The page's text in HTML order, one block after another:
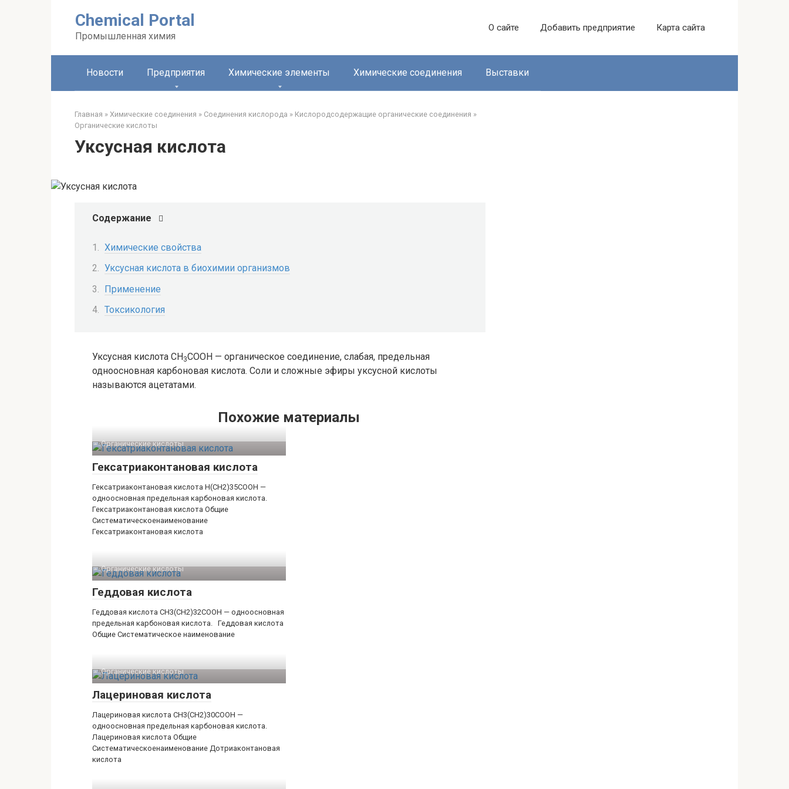
Chemical Portal
Промышленная химия
О сайте Добавить предприятие Карта сайта
Новости Предприятия Химические элементы Химические соединения Выставки
Главная » Химические соединения » Соединения кислорода‎ » Кислородсодержащие органические соединения‎ »
Органические кислоты‎
Уксусная кислота
Содержание
Химические свойства
Уксусная кислота в биохимии организмов
Применение
Токсикология
Уксусная кислота CH3COOH — органическое соединение, cлабая, предельная
одноосновная карбоновая кислота. Соли и сложные эфиры уксусной кислоты
называются ацетатами.
Похожие материалы
Органические кислоты‎
Гексатриаконтановая кислота
Гексатриаконтановая кислота H(CH2)35COOH —
одноосновная предельная карбоновая кислота.
Гексатриаконтановая кислота Общие
Систематическоенаименование
Гексатриаконтановая кислота
Органические кислоты‎
Геддовая кислота
Геддовая кислота CH3(CH2)32COOH — одноосновная
предельная карбоновая кислота. Геддовая кислота
Общие Систематическое наименование
Органические кислоты‎
Лацериновая кислота
Лацериновая кислота CH3(CH2)30COOH —
одноосновная предельная карбоновая кислота.
Лацериновая кислота Общие
Систематическоенаименование Дотриаконтановая
кислота